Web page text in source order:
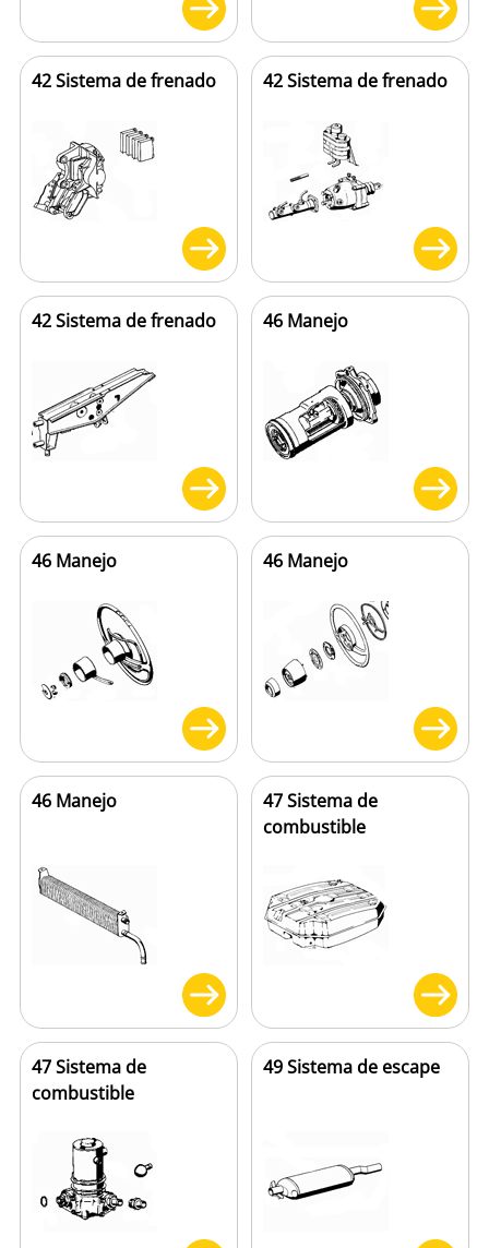
42 Sistema de frenado 42 Sistema de frenado
42 Sistema de frenado 46 Manejo
46 Manejo 46 Manejo
46 Manejo
47 Sistema de
combustible
47 Sistema de
combustible
49 Sistema de escape